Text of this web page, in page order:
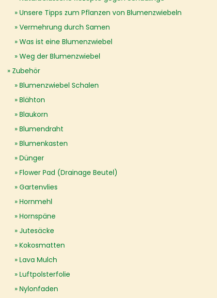
Unsere Tipps zum Pflanzen von Blumenzwiebeln
Vermehrung durch Samen
Was ist eine Blumenzwiebel
Weg der Blumenzwiebel
Zubehör
Blumenzwiebel Schalen
Blähton
Blaukorn
Blumendraht
Blumenkasten
Dünger
Flower Pad (Drainage Beutel)
Gartenvlies
Hornmehl
Hornspäne
Jutesäcke
Kokosmatten
Lava Mulch
Luftpolsterfolie
Nylonfaden